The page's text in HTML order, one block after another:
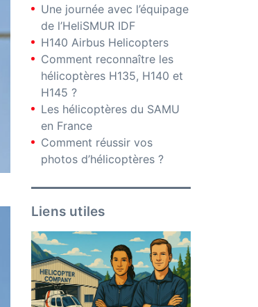
Une journée avec l’équipage
de l’HeliSMUR IDF
H140 Airbus Helicopters
Comment reconnaître les
hélicoptères H135, H140 et
H145 ?
Les hélicoptères du SAMU
en France
Comment réussir vos
photos d’hélicoptères ?
Liens utiles